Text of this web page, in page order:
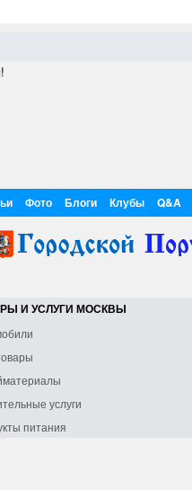
Фото Блоги Клубы Q&A
И УСЛУГИ МОСКВЫ
услуги
питания